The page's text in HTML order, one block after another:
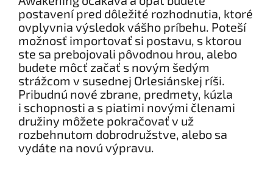
postavení pred dôležité rozhodnutia, ktoré
ovplyvnia výsledok vášho príbehu. Poteší
možnosť importovať si postavu, s ktorou
ste sa prebojovali pôvodnou hrou, alebo
budete môcť začať s novým šedým
strážcom v susednej Orlesiánskej ríši.
Pribudnú nové zbrane, predmety, kúzla
i schopnosti a s piatimi novými členami
družiny môžete pokračovať v už
rozbehnutom dobrodružstve, alebo sa
vydáte na novú výpravu.